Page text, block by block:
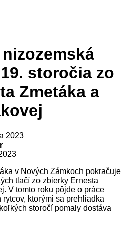
storočia zo
Zmetáka a
2023
v Nových Zámkoch pokračuje
tlačí zo zbierky Ernesta
V tomto roku pôjde o práce
ktorými sa prehliadka
storočí pomaly dostáva